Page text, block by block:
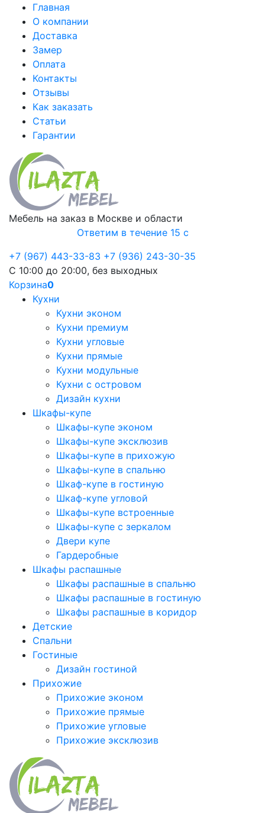
Главная
О компании
Доставка
Замер
Оплата
Контакты
Отзывы
Как заказать
Статьи
Гарантии
Мебель на заказ в Москве и области
Ответим в течение 15 с
+7 (967) 443-33-83 +7 (936) 243-30-35
С 10:00 до 20:00, без выходных
Корзина0
Кухни
Кухни эконом
Кухни премиум
Кухни угловые
Кухни прямые
Кухни модульные
Кухни с островом
Дизайн кухни
Шкафы-купе
Шкафы-купе эконом
Шкафы-купе эксклюзив
Шкафы-купе в прихожую
Шкафы-купе в спальню
Шкаф-купе в гостиную
Шкаф-купе угловой
Шкафы-купе встроенные
Шкафы-купе с зеркалом
Двери купе
Гардеробные
Шкафы распашные
Шкафы распашные в спальню
Шкафы распашные в гостиную
Шкафы распашные в коридор
Детские
Спальни
Гостиные
Дизайн гостиной
Прихожие
Прихожие эконом
Прихожие прямые
Прихожие угловые
Прихожие эксклюзив